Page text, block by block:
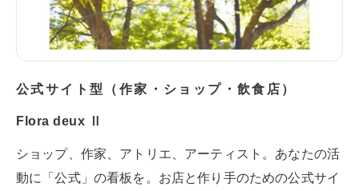
公式サイト型（作家・ショップ・飲食店）
Flora deux Ⅱ
ショップ、作家、アトリエ、アーティスト。あなたの活
動に「公式」の看板を。お店と作り手のための公式サイ